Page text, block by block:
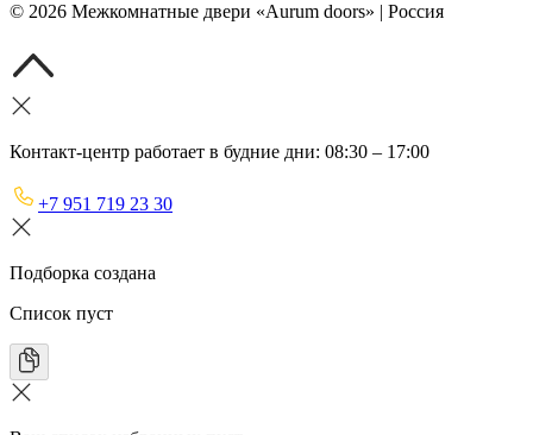
© 2026 Межкомнатные двери «Aurum doors» | Россия
Контакт-центр работает в будние дни: 08:30 – 17:00
+7 951 719 23 30
Подборка создана
Список пуст